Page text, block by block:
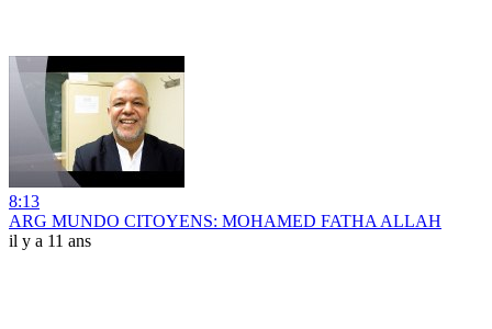
8:13
ARG MUNDO CITOYENS: MOHAMED FATHA ALLAH
il y a 11 ans